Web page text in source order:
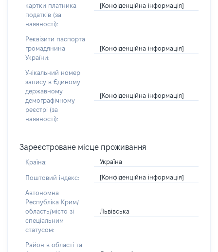
картки платника
податків (за
наявності):
[Конфіденційна інформація]
Реквізити паспорта
громадянина
України:
[Конфіденційна інформація]
Унікальний номер
запису в Єдиному
державному
демографічному
реєстрі (за
наявності):
[Конфіденційна інформація]
Зареєстроване місце проживання
Країна: Україна
Поштовий індекс: [Конфіденційна інформація]
Автономна
Республіка Крим/
область/місто зі
спеціальним
статусом:
Львівська
Район в області та